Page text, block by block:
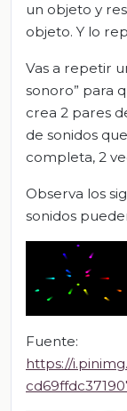
un objeto y
objeto. Y lo
Vas a repetir
sonoro” para
crea 2 pares
de sonidos
completa, 2
Observa los
sonidos
Fuente:
https://